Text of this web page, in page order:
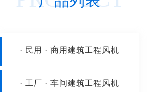
· 民用 · 商用建筑工程风机
HTFC系列离心式消防排烟风机
· 工厂 · 车间建筑工程风机